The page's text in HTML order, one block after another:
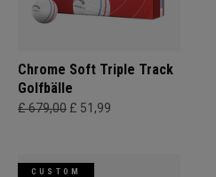
Chrome Soft Triple Track
Golfbälle
£ 679,00 £ 51,99
CUSTOM